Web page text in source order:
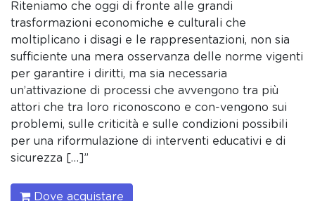
Riteniamo che oggi di fronte alle grandi
trasformazioni economiche e culturali che
moltiplicano i disagi e le rappresentazioni, non sia
sufficiente una mera osservanza delle norme vigenti
per garantire i diritti, ma sia necessaria
un’attivazione di processi che avvengono tra più
attori che tra loro riconoscono e con-vengono sui
problemi, sulle criticità e sulle condizioni possibili
per una riformulazione di interventi educativi e di
sicurezza […]”
Dove acquistare